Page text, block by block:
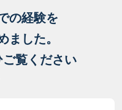
の経験を
ました。
覧ください